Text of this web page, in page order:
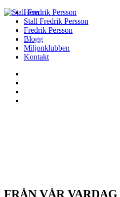
Hem
Stall Fredrik Persson
Fredrik Persson
Blogg
Miljonklubben
Kontakt
FRÅN VÅR VARDAG